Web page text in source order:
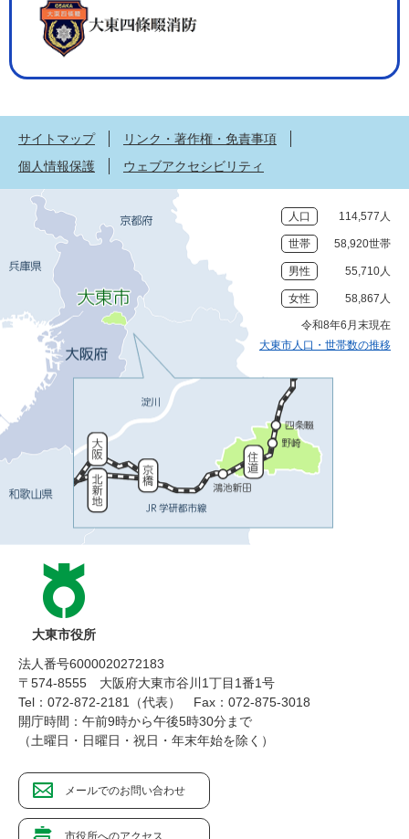
サイトマップ
リンク・著作権・免責事項
個人情報保護
ウェブアクセシビリティ
人口 114,577人
世帯 58,920世帯
男性 55,710人
女性 58,867人
令和8年6月末現在
大東市人口・世帯数の推移
大東市役所
法人番号6000020272183
〒574-8555 大阪府大東市谷川1丁目1番1号
Tel：072-872-2181（代表）
Fax：072-875-3018
開庁時間：午前9時から午後5時30分まで
（土曜日・日曜日・祝日・年末年始を除く）
メールでのお問い合わせ
市役所へのアクセス